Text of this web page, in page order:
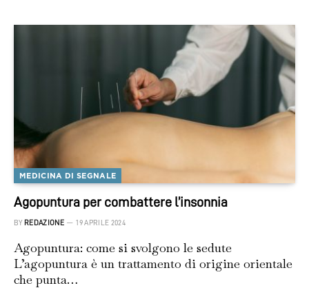
MEDICINA DI SEGNALE
Agopuntura per combattere l’insonnia
BY REDAZIONE 19 APRILE 2024
Agopuntura: come si svolgono le sedute
L’agopuntura è un trattamento di origine orientale
che punta…